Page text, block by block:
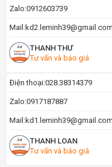
Zalo:0912603739
Mail:kd2.leminh39@gmail.com
THANH THƯ
Tư vấn và báo giá
Điện thoại:028.38314379
Zalo:0917187887
Mail:kd1.leminh39@gmail.com
THANH LOAN
Tư vấn và báo giá